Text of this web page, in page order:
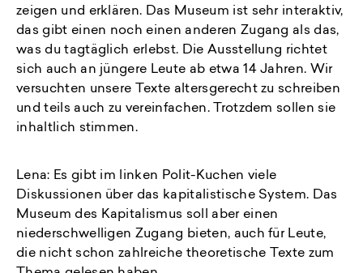
zeigen und erklären. Das Museum ist sehr interaktiv,
das gibt einen noch einen anderen Zugang als das,
was du tagtäglich erlebst. Die Ausstellung richtet
sich auch an jüngere Leute ab etwa 14 Jahren. Wir
versuchten unsere Texte altersgerecht zu schreiben
und teils auch zu vereinfachen. Trotzdem sollen sie
inhaltlich stimmen.
Lena: Es gibt im linken Polit-Kuchen viele
Diskussionen über das kapitalistische System. Das
Museum des Kapitalismus soll aber einen
niederschwelligen Zugang bieten, auch für Leute,
die nicht schon zahlreiche theoretische Texte zum